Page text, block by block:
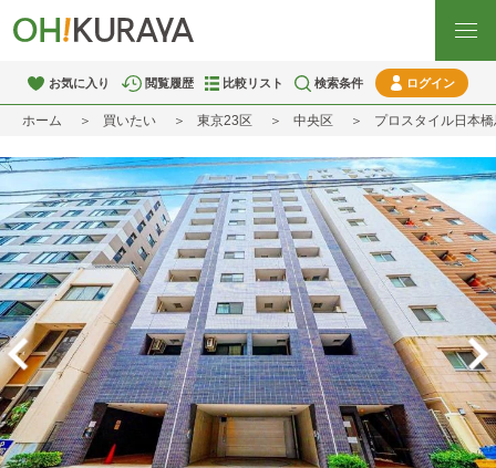
お気に入り 閲覧履歴 比較リスト 検索条件 ログイン
ホーム 買いたい 東京23区 中央区 プロスタイル日本